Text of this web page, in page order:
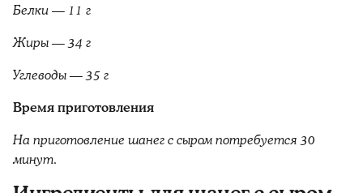
Белки — 11 г
Жиры — 34 г
Углеводы — 35 г
Время приготовления
На приготовление шанег с сыром потребуется 30
минут.